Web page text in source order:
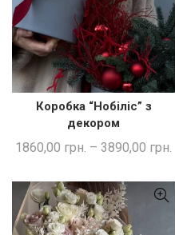
ШВИДКА ПОКУПКА
Коробка “Нобіліс” з
декором
1860,00 грн. – 3890,00 грн.